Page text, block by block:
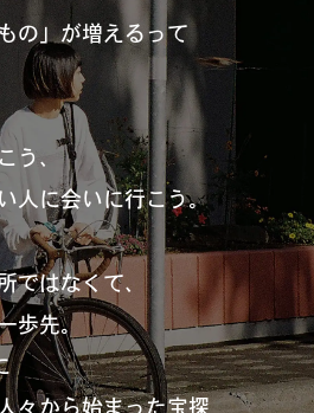
の」が増えるって
う、
人に会いに行こう。
ではなくて、
歩先。
々から始まった宝探